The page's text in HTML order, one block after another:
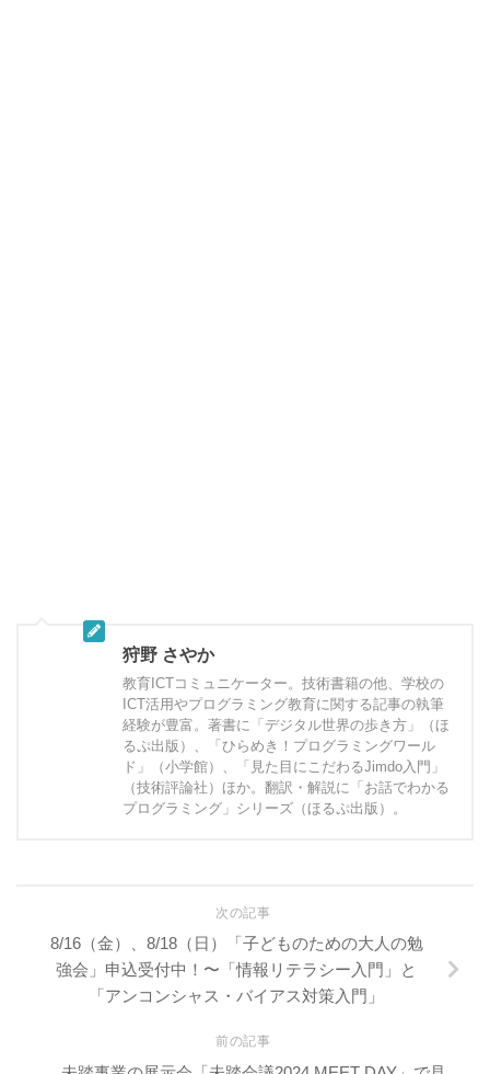
狩野 さやか
教育ICTコミュニケーター。技術書籍の他、学校の
ICT活用やプログラミング教育に関する記事の執筆
経験が豊富。著書に「デジタル世界の歩き方」（ほ
るぷ出版）、「ひらめき！プログラミングワール
ド」（小学館）、「見た目にこだわるJimdo入門」
（技術評論社）ほか。翻訳・解説に「お話でわかる
プログラミング」シリーズ（ほるぷ出版）。
次の記事
8/16（金）、8/18（日）「子どものための大人の勉
強会」申込受付中！〜「情報リテラシー入門」と
「アンコンシャス・バイアス対策入門」
前の記事